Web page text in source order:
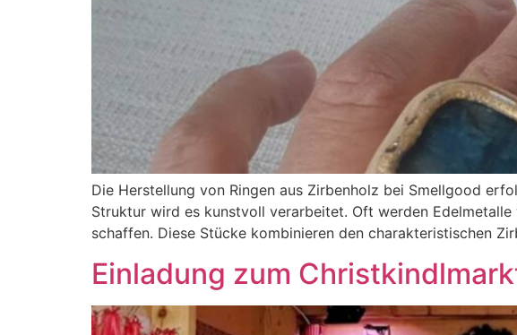
Die Herstellung von Ringen aus Zirbenholz bei Smellgood
Struktur wird es kunstvoll verarbeitet. Oft werden
schaffen. Diese Stücke kombinieren den charakteristischen
Einladung zum